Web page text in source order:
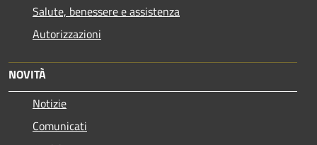
Salute, benessere e assistenza
Autorizzazioni
NOVITÀ
Notizie
Comunicati